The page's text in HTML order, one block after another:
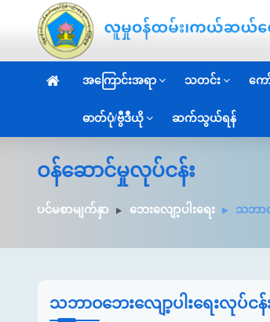
အကြောင်းအရာ သတင်း ကေ
ဓာတ်ပုံ/ဗွီဒီယို ဆက်သွယ်ရန်
ဝန်ဆောင်မှုလုပ်ငန်း
ပင်မစာမျက်နှာ ဘေးလျော့ပါးရေး သဘာဝ
သဘာဝဘေးလျော့ပါးရေးလုပ်ငန်